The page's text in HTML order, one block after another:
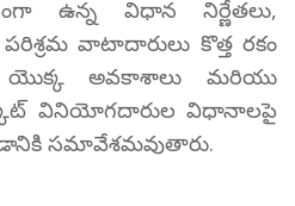
ఉన్న విధాన నిర్ణేతలు,
వాటాదారులు కొత్త రకం
యొక్క అవకాశాలు మరియు
వినియోగదారుల విధానాలపై
సమావేశమవుతారు.